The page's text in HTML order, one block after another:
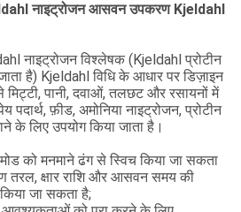
नाइट्रोजन आसवन उपकरण Kjeldahl
नाइट्रोजन विश्लेषक (Kjeldahl प्रोटीन
है) Kjeldahl विधि के आधार पर डिज़ाइन
पानी, दवाओं, तलछट और रसायनों में
पदार्थ, फ़ीड, अमोनिया नाइट्रोजन, प्रोटीन
के लिए उपयोग किया जाता है।
को मनमाने ढंग से स्विच किया जा सकता
तरल, क्षार राशि और आसवन समय की
जा सकता है;